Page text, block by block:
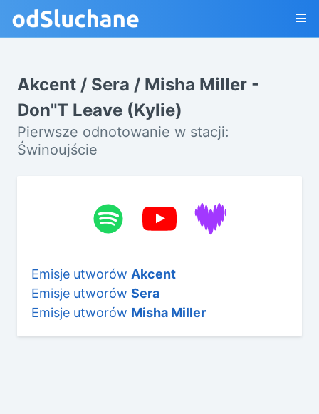
Akcent / Sera / Misha Miller -
Don"T Leave (Kylie)
Pierwsze odnotowanie w stacji:
Świnoujście
Emisje utworów Akcent
Emisje utworów Sera
Emisje utworów Misha Miller